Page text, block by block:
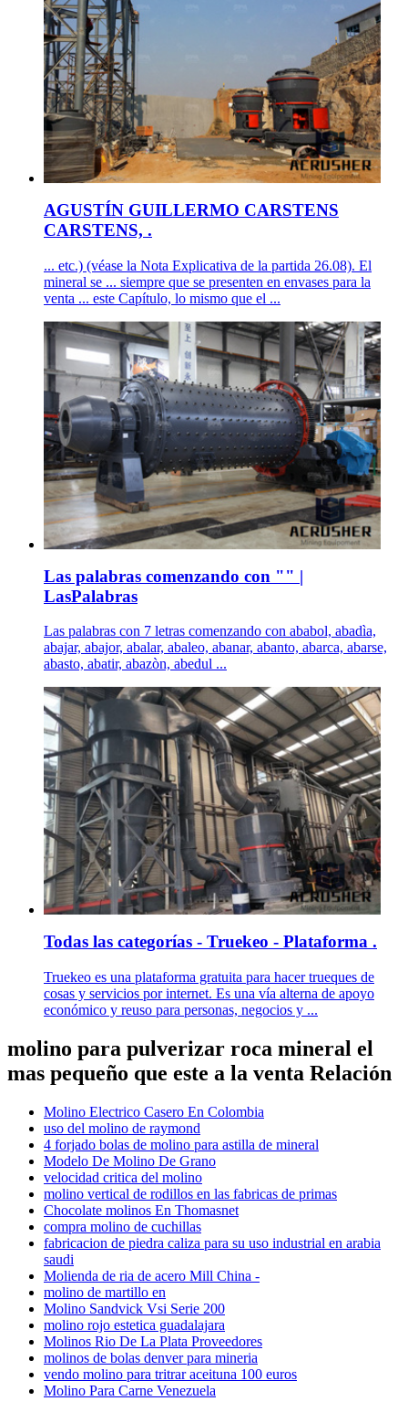
AGUSTÍN GUILLERMO CARSTENS
CARSTENS, .
... etc.) (véase la Nota Explicativa de la partida 26.08). El
mineral se ... siempre que se presenten en envases para la
venta ... este Capítulo, lo mismo que el ...
Las palabras comenzando con "" |
LasPalabras
Las palabras con 7 letras comenzando con ababol, abadìa,
abajar, abajor, abalar, abaleo, abanar, abanto, abarca, abarse,
abasto, abatir, abazòn, abedul ...
Todas las categorías - Truekeo - Plataforma .
Truekeo es una plataforma gratuita para hacer trueques de
cosas y servicios por internet. Es una vía alterna de apoyo
económico y reuso para personas, negocios y ...
molino para pulverizar roca mineral el
mas pequeño que este a la venta Relación
Molino Electrico Casero En Colombia
uso del molino de raymond
4 forjado bolas de molino para astilla de mineral
Modelo De Molino De Grano
velocidad critica del molino
molino vertical de rodillos en las fabricas de primas
Chocolate molinos En Thomasnet
compra molino de cuchillas
fabricacion de piedra caliza para su uso industrial en arabia
saudi
Molienda de ria de acero Mill China -
molino de martillo en
Molino Sandvick Vsi Serie 200
molino rojo estetica guadalajara
Molinos Rio De La Plata Proveedores
molinos de bolas denver para mineria
vendo molino para tritrar aceituna 100 euros
Molino Para Carne Venezuela